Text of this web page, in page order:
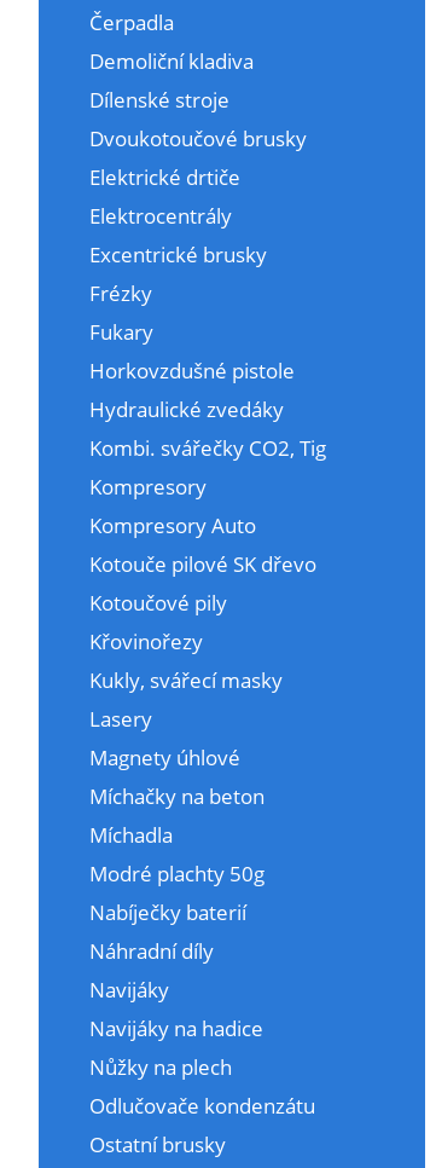
Čerpadla
Demoliční kladiva
Dílenské stroje
Dvoukotoučové brusky
Elektrické drtiče
Elektrocentrály
Excentrické brusky
Frézky
Fukary
Horkovzdušné pistole
Hydraulické zvedáky
Kombi. svářečky CO2, Tig
Kompresory
Kompresory Auto
Kotouče pilové SK dřevo
Kotoučové pily
Křovinořezy
Kukly, svářecí masky
Lasery
Magnety úhlové
Míchačky na beton
Míchadla
Modré plachty 50g
Nabíječky baterií
Náhradní díly
Navijáky
Navijáky na hadice
Nůžky na plech
Odlučovače kondenzátu
Ostatní brusky